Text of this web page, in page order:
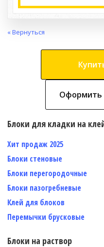
« Вернуться
Оформить
Блоки для кладки на
Хит продаж 2025
Блоки стеновые
Блоки перегородочные
Блоки пазогребневые
Клей для блоков
Перемычки брусковые
Блоки на раствор